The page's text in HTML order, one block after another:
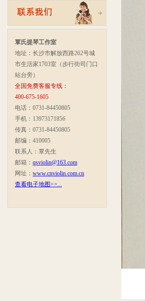
覃氏提琴工作室
地址：长沙市解放西路262号城
市生活家1703室（步行街司门口
站台旁）
全国免费客服专线：
400-675-1605
电话：0731-84450805
手机：13973171856
传真：0731-84450805
邮编：410005
联系人：覃先生
邮箱： qsviolin@163.com
网址： www.cnviolin.com.cn
查看电子地图>>...